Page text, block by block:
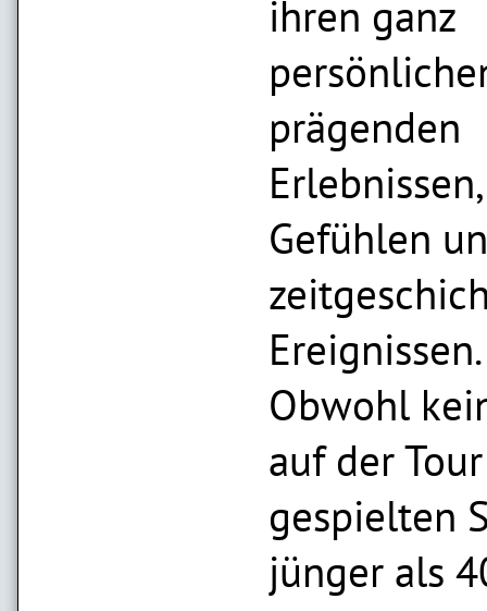
ihren ganz
prägenden
Erlebnissen,
Gefühlen
Ereignissen.
Obwohl
auf der Tour
gespielten
jünger als